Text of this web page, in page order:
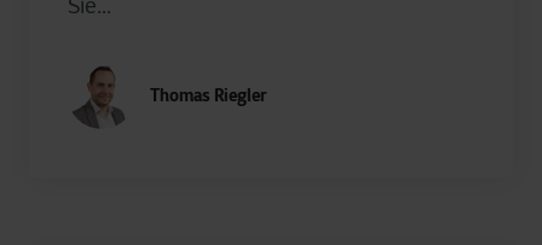
Sie...
Thomas Riegler